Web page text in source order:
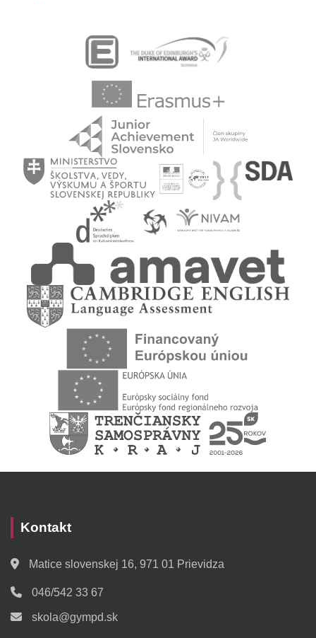
Kontakt
Matice slovenskej 16, 971 01 Prievidza
046/542 33 67
skola@gympd.sk